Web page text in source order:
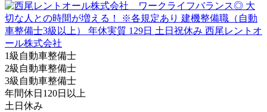
1級自動車整備士
2級自動車整備士
3級自動車整備士
年間休日120日以上
土日休み